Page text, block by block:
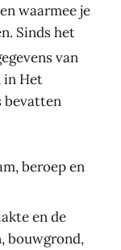
waarmee je
Sinds het
van
in Het
bevatten
beroep en
en de
bouwgrond,